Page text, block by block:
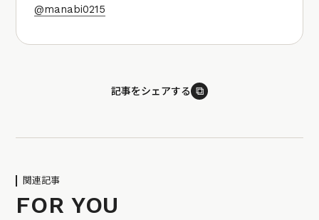
@manabi0215
記事をシェアする ⧉
関連記事
FOR YOU